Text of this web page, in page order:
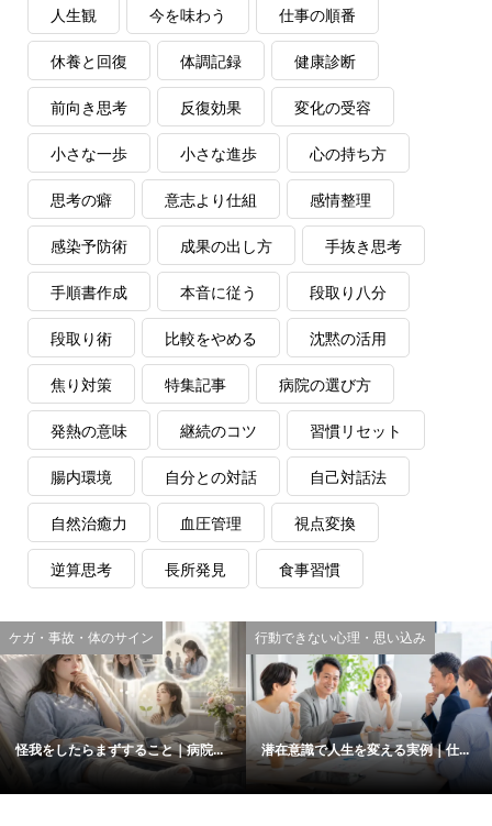
人生観 今を味わう 仕事の順番
休養と回復 体調記録 健康診断
前向き思考 反復効果 変化の受容
小さな一歩 小さな進歩 心の持ち方
思考の癖 意志より仕組 感情整理
感染予防術 成果の出し方 手抜き思考
手順書作成 本音に従う 段取り八分
段取り術 比較をやめる 沈黙の活用
焦り対策 特集記事 病院の選び方
発熱の意味 継続のコツ 習慣リセット
腸内環境 自分との対話 自己対話法
自然治癒力 血圧管理 視点変換
逆算思考 長所発見 食事習慣
ケガ・事故・体のサイン
怪我をしたらまずすること｜病院...
行動できない心理・思い込み
潜在意識で人生を変える実例｜仕...